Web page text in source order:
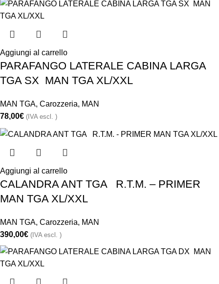
Aggiungi al carrello
PARAFANGO LATERALE CABINA LARGA
TGA SX MAN TGA XL/XXL
MAN TGA, Carozzeria, MAN
78,00€ (IVA escl. )
Aggiungi al carrello
CALANDRA ANT TGA R.T.M. – PRIMER
MAN TGA XL/XXL
MAN TGA, Carozzeria, MAN
390,00€ (IVA escl. )